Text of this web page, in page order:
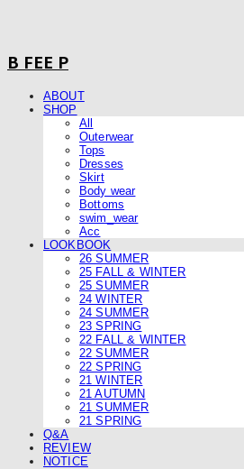
B FEE P
ABOUT
SHOP
All
Outerwear
Tops
Dresses
Skirt
Body wear
Bottoms
swim_wear
Acc
LOOKBOOK
26 SUMMER
25 FALL & WINTER
25 SUMMER
24 WINTER
24 SUMMER
23 SPRING
22 FALL & WINTER
22 SUMMER
22 SPRING
21 WINTER
21 AUTUMN
21 SUMMER
21 SPRING
Q&A
REVIEW
NOTICE